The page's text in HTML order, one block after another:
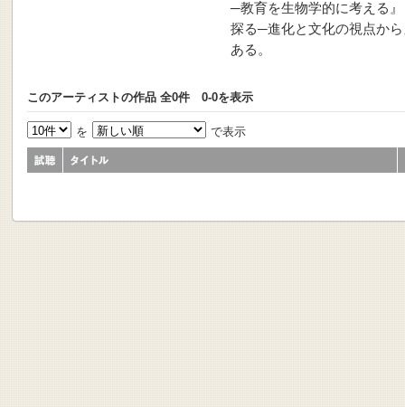
─教育を生物学的に考える
探る─進化と文化の視点か
ある。
このアーティストの作品 全0件 0-0を表示
を で表示